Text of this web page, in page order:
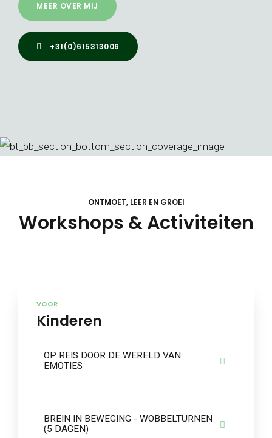
MEER OVER MIJ
+31(0)615313006
ONTMOET, LEER EN GROEI
Workshops & Activiteiten
VOOR
Kinderen
OP REIS DOOR DE WERELD VAN
EMOTIES
BREIN IN BEWEGING - WOBBELTURNEN
(5 DAGEN)